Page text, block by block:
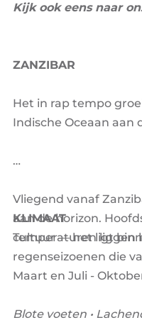
Kijk ook eens naar
ZANZIBAR
Het in rap tempo
Indische Oceaan aan
Vliegend vanaf
aan de horizon.
cultuur — het ligt
Blote voeten •
KLIMAAT
Temperaturen liggen
regenseizoenen die
Maart en Juli -